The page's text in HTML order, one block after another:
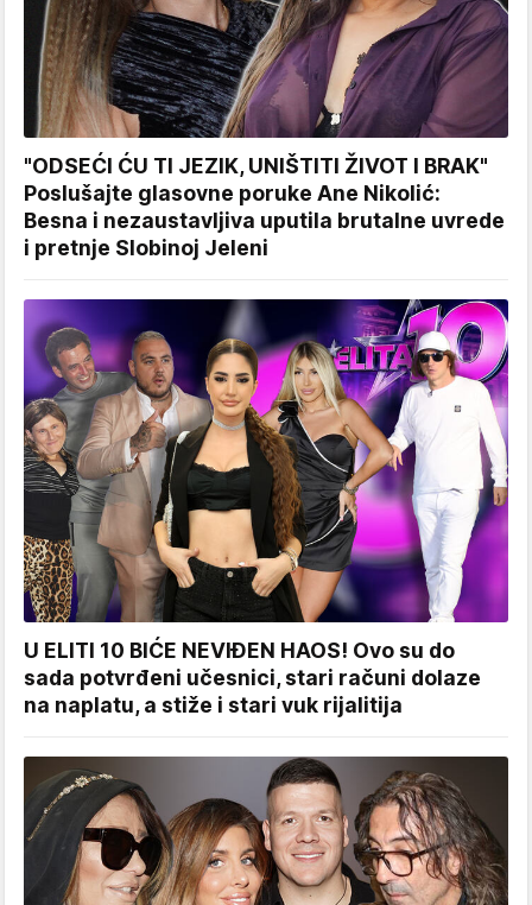
"ODSEĆI ĆU TI JEZIK, UNIŠTITI ŽIVOT I BRAK"
Poslušajte glasovne poruke Ane Nikolić:
Besna i nezaustavljiva uputila brutalne uvrede
i pretnje Slobinoj Jeleni
U ELITI 10 BIĆE NEVIĐEN HAOS! Ovo su do
sada potvrđeni učesnici, stari računi dolaze
na naplatu, a stiže i stari vuk rijalitija